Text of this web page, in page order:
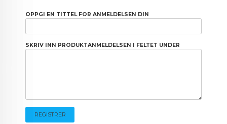
OPPGI EN TITTEL FOR ANMELDELSEN DIN
SKRIV INN PRODUKTANMELDELSEN I FELTET UNDER